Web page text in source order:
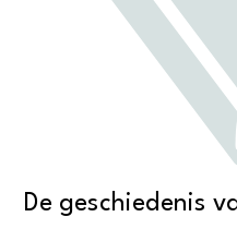
De geschiedenis